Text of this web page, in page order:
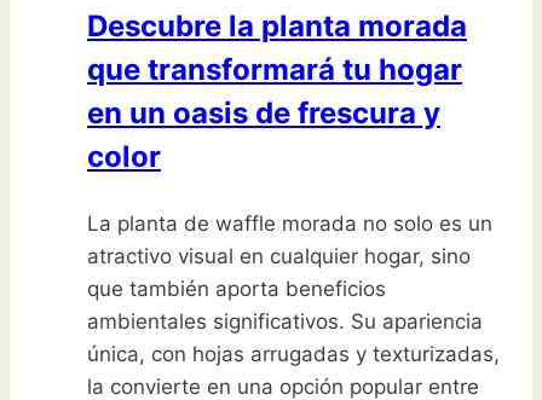
Descubre la planta morada
que transformará tu hogar
en un oasis de frescura y
color
La planta de waffle morada no solo es un
atractivo visual en cualquier hogar, sino
que también aporta beneficios
ambientales significativos. Su apariencia
única, con hojas arrugadas y texturizadas,
la convierte en una opción popular entre